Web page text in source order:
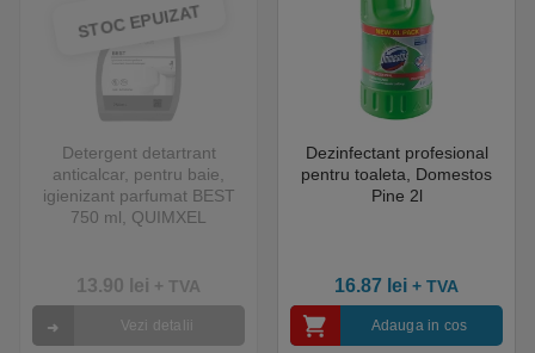
STOC EPUIZAT
Detergent detartrant
anticalcar, pentru baie,
igienizant parfumat BEST
750 ml, QUIMXEL
13.90 lei + TVA
Vezi detalii
Dezinfectant profesional
pentru toaleta, Domestos
Pine 2l
16.87 lei + TVA
Adauga in cos